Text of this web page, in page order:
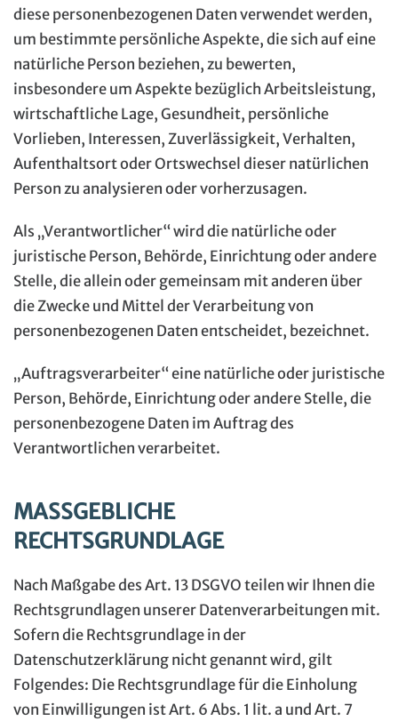
diese personenbezogenen Daten verwendet werden,
um bestimmte persönliche Aspekte, die sich auf eine
natürliche Person beziehen, zu bewerten,
insbesondere um Aspekte bezüglich Arbeitsleistung,
wirtschaftliche Lage, Gesundheit, persönliche
Vorlieben, Interessen, Zuverlässigkeit, Verhalten,
Aufenthaltsort oder Ortswechsel dieser natürlichen
Person zu analysieren oder vorherzusagen.
Als „Verantwortlicher“ wird die natürliche oder
juristische Person, Behörde, Einrichtung oder andere
Stelle, die allein oder gemeinsam mit anderen über
die Zwecke und Mittel der Verarbeitung von
personenbezogenen Daten entscheidet, bezeichnet.
„Auftragsverarbeiter“ eine natürliche oder juristische
Person, Behörde, Einrichtung oder andere Stelle, die
personenbezogene Daten im Auftrag des
Verantwortlichen verarbeitet.
MASSGEBLICHE
RECHTSGRUNDLAGE
Nach Maßgabe des Art. 13 DSGVO teilen wir Ihnen die
Rechtsgrundlagen unserer Datenverarbeitungen mit.
Sofern die Rechtsgrundlage in der
Datenschutzerklärung nicht genannt wird, gilt
Folgendes: Die Rechtsgrundlage für die Einholung
von Einwilligungen ist Art. 6 Abs. 1 lit. a und Art. 7